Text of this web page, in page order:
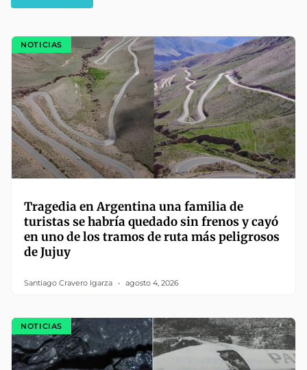
NOTICIAS
Tragedia en Argentina una familia de
turistas se habría quedado sin frenos y cayó
en uno de los tramos de ruta más peligrosos
de Jujuy
Santiago Cravero Igarza agosto 4, 2026
NOTICIAS